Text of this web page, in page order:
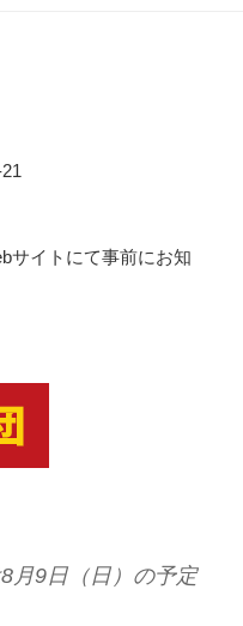
サイトにて事前にお知
月9日（日）の予定